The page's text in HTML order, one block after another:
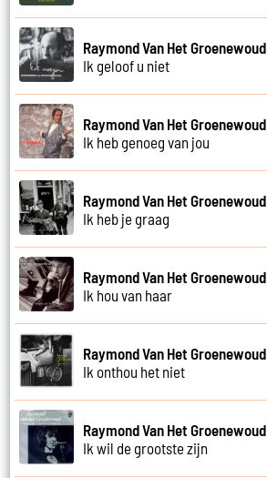
Raymond Van Het Groenewoud
Ik geloof u niet
Raymond Van Het Groenewoud
Ik heb genoeg van jou
Raymond Van Het Groenewoud
Ik heb je graag
Raymond Van Het Groenewoud
Ik hou van haar
Raymond Van Het Groenewoud
Ik onthou het niet
Raymond Van Het Groenewoud
Ik wil de grootste zijn